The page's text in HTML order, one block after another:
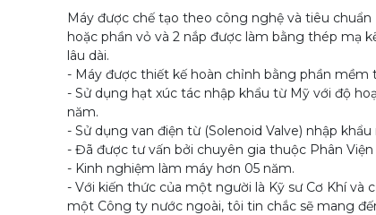
Máy được chế tạo theo công nghệ và tiêu chuẩn
hoặc phần vỏ và 2 nắp được làm bằng thép mạ
lâu dài.
- Máy được thiết kế hoàn chỉnh bằng phần mềm
- Sử dụng hạt xúc tác nhập khẩu từ Mỹ với độ
năm.
- Sử dụng van điện từ (Solenoid Valve) nhập
- Đã được tư vấn bởi chuyên gia thuộc Phân
- Kinh nghiệm làm máy hơn 05 năm.
- Với kiến thức của một người là Kỹ sư Cơ Khí
một Công ty nước ngoài, tôi tin chắc sẽ mang